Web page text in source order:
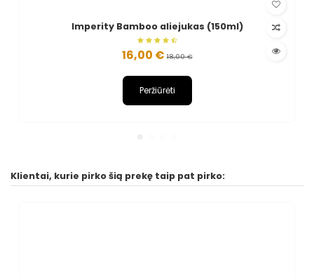
Imperity Bamboo aliejukas (150ml)
16,00 €18,00 €
Peržiūrėti
Klientai, kurie pirko šią prekę taip pat pirko: